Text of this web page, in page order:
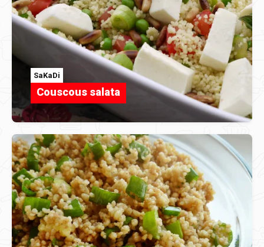
SaKaDi
Couscous salata